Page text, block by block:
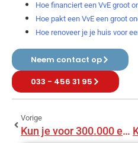
Hoe financiert een VvE groot
Hoe pakt een VvE een groot
Hoe renoveer je je huis voor
Neem contact op
033 - 456 31 95
Vorige
Kun je voor 300.000 euro een huis bouwen?